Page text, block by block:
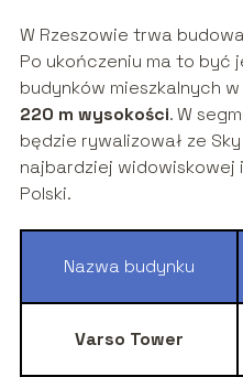
W Rzeszowie trwa
Po ukończeniu ma to być
budynków mieszkalnych
220 m wysokości. W
będzie rywalizował ze
najbardziej
Polski.
Nazwa budynku
Varso Tower